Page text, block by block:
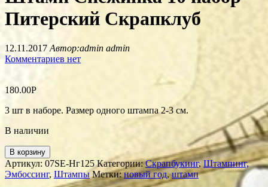
Питерский Скрапклуб
12.11.2017 Автор:admin admin
Комментариев нет
180.00Р
3 шт в наборе. Размер одного штампа 2-3 см.
В наличии
В корзину
Артикул: 07SE-Нг125 Категории:Скрапбукинг,Штампинг,
Эмбоссинг, Штампы Метки:новый год,штамп